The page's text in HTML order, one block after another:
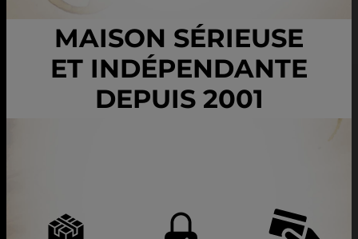
MAISON SÉRIEUSE
ET INDÉPENDANTE
DEPUIS 2001